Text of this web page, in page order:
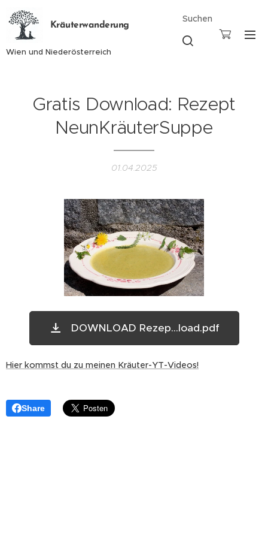
Kräuterwanderung
Wien und Niederösterreich
Suchen
Gratis Download: Rezept
NeunKräuterSuppe
01.04.2025
DOWNLOAD Rezep...load.pdf
Hier kommst du zu meinen Kräuter-YT-Videos!
Share